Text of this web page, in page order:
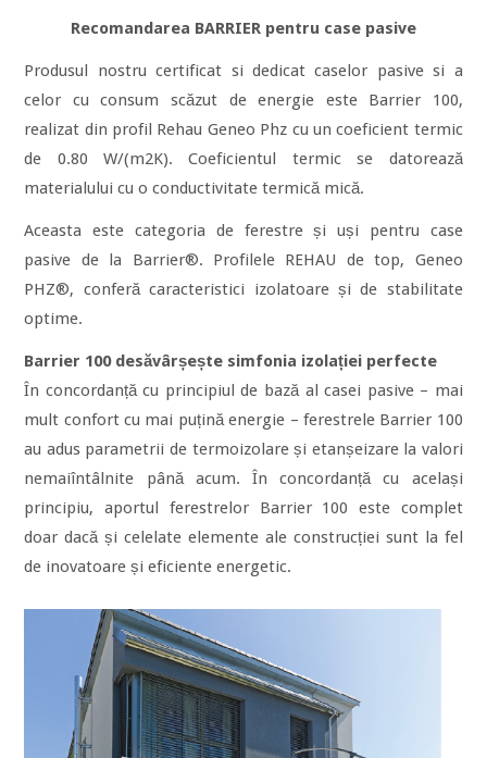
Recomandarea BARRIER pentru case pasive
Produsul nostru certificat si dedicat caselor pasive si a
celor cu consum scăzut de energie este Barrier 100,
realizat din profil Rehau Geneo Phz cu un coeficient termic
de 0.80 W/(m2K). Coeficientul termic se datorează
materialului cu o conductivitate termică mică.
Aceasta este categoria de ferestre și uși pentru case
pasive de la Barrier®. Profilele REHAU de top, Geneo
PHZ®, conferă caracteristici izolatoare și de stabilitate
optime.
Barrier 100 desăvârșește simfonia izolației perfecte
În concordanță cu principiul de bază al casei pasive – mai
mult confort cu mai puțină energie – ferestrele Barrier 100
au adus parametrii de termoizolare și etanșeizare la valori
nemaiîntâlnite până acum. În concordanță cu același
principiu, aportul ferestrelor Barrier 100 este complet
doar dacă și celelate elemente ale construcției sunt la fel
de inovatoare și eficiente energetic.